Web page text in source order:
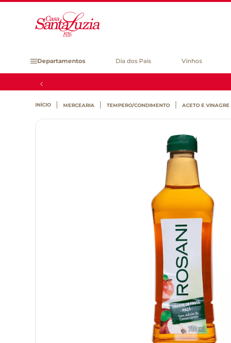
Departamentos Dia dos Pais Vinhos
MERCEARIA TEMPERO/CONDIMENTO ACETO E VINAGRE